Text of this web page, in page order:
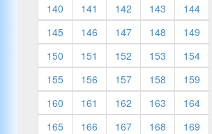
140
141 142 143
144
145
146 147 148
149
150
151 152 153
154
155
156 157 158
159
160
161 162 163
164
165
166 167 168
169